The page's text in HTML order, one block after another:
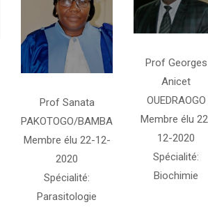
Prof Sanata
PAKOTOGO/BAMBA
Membre élu 22-12-
2020
Spécialité:
Parasitologie
Prof Georges
Anicet
OUEDRAOGO
Membre élu
12-2020
Spécialité:
Biochimie